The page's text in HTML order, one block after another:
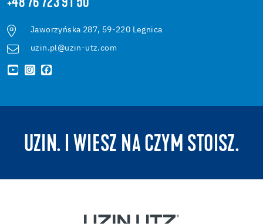
+48 76 723 91 50
Jaworzyńska 287, 59-220 Legnica
uzin.pl@uzin-utz.com
UZIN. I WIESZ NA CZYM STOISZ.